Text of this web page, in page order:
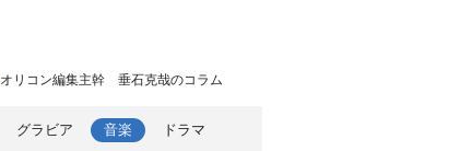
オリコン編集主幹 垂石克哉のコラム
グラビア 音楽 ドラマ